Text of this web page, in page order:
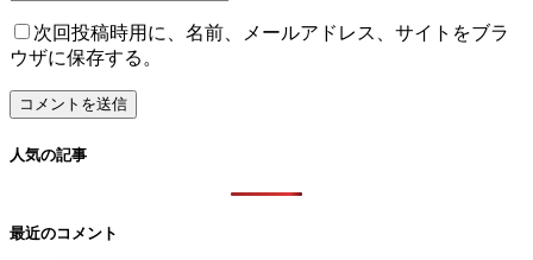
次回投稿時用に、名前、メールアドレス、サイトをブラ
ウザに保存する。
人気の記事
最近のコメント